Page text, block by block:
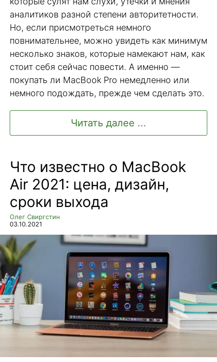
аналитиков разной степени авторитетности.
Но, если присмотреться немного
повнимательнее, можно увидеть как минимум
несколько знаков, которые намекают нам, как
стоит себя сейчас повести. А именно —
покупать ли MacBook Pro немедленно или
немного подождать, прежде чем сделать это.
Читать далее ...
Что известно о MacBook
Air 2021: цена, дизайн,
сроки выхода
Олег Свиргстин
03.10.2021